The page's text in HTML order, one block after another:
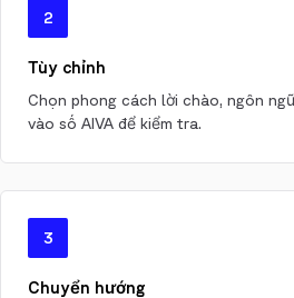
2
Tùy chỉnh
Chọn phong cách lời chào, ngôn
vào số AIVA để kiểm tra.
3
Chuyển hướng